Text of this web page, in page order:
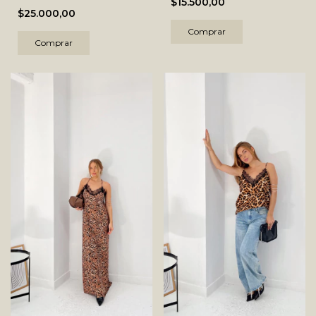
$25.000,00
Comprar
Comprar